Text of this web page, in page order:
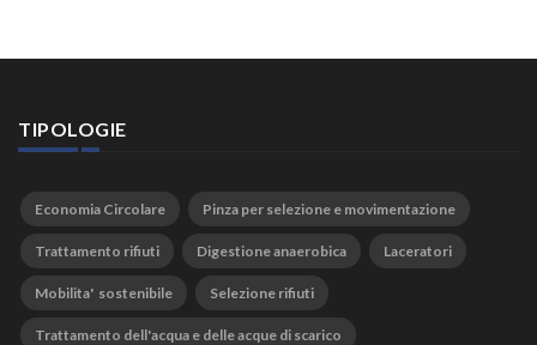
TIPOLOGIE
Economia Circolare Pinza per selezione e movimentazione
Trattamento rifiuti Digestione anaerobica Laceratori
Mobilita' sostenibile Selezione rifiuti
Trattamento dell'acqua e delle acque di scarico